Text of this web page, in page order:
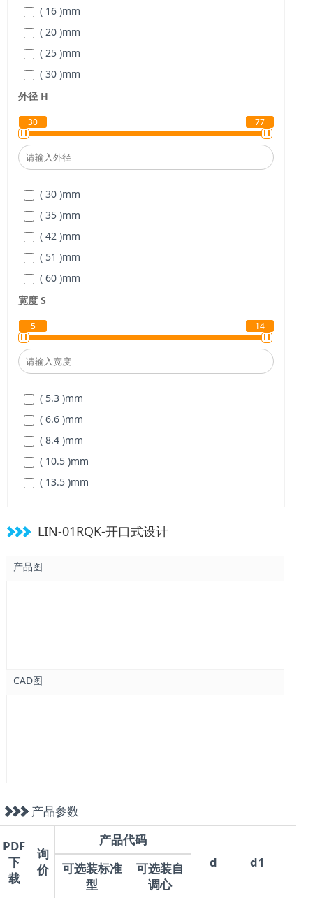
( 16 )mm
( 20 )mm
( 25 )mm
( 30 )mm
( 40 )
外径 H
30 77
( 30 )mm
( 35 )mm
( 42 )mm
( 51 )mm
( 60 )mm
( 77 )
宽度 S
5 14
( 5.3 )mm
( 6.6 )mm
( 8.4 )mm
( 10.5 )mm
( 13.5 )mm
LIN-01RQK-开口式设计
产品图
CAD图
产品参数
PDF
下
载
询
价
产品代码
d
d1
可选装标准
型
可选装自
调心